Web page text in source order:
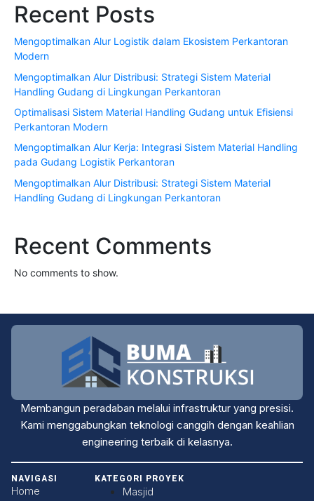
Recent Posts
Mengoptimalkan Alur Logistik dalam Ekosistem Perkantoran
Modern
Mengoptimalkan Alur Distribusi: Strategi Sistem Material
Handling Gudang di Lingkungan Perkantoran
Optimalisasi Sistem Material Handling Gudang untuk Efisiensi
Perkantoran Modern
Mengoptimalkan Alur Kerja: Integrasi Sistem Material Handling
pada Gudang Logistik Perkantoran
Mengoptimalkan Alur Distribusi: Strategi Sistem Material
Handling Gudang di Lingkungan Perkantoran
Recent Comments
No comments to show.
Membangun peradaban melalui infrastruktur yang presisi.
Kami menggabungkan teknologi canggih dengan keahlian
engineering terbaik di kelasnya.
NAVIGASI
Home
KATEGORI PROYEK
Masjid